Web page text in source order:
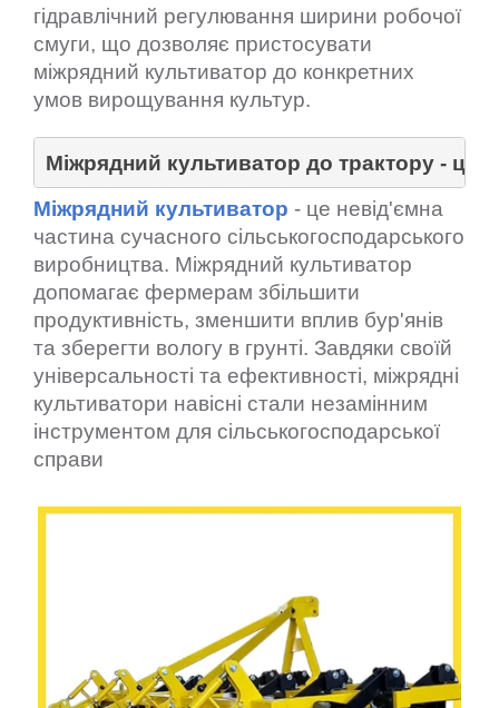
гідравлічний регулювання ширини робочої
смуги, що дозволяє пристосувати
міжрядний культиватор до конкретних
умов вирощування культур.
Міжрядний культиватор до трактору - це
Міжрядний культиватор - це невід'ємна
частина сучасного сільськогосподарського
виробництва. Міжрядний культиватор
допомагає фермерам збільшити
продуктивність, зменшити вплив бур'янів
та зберегти вологу в грунті. Завдяки своїй
універсальності та ефективності, міжрядні
культиватори навісні стали незамінним
інструментом для сільськогосподарської
справи